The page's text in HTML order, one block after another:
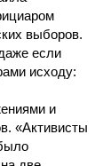
выборов.
если
исходу:
и
«Активисты